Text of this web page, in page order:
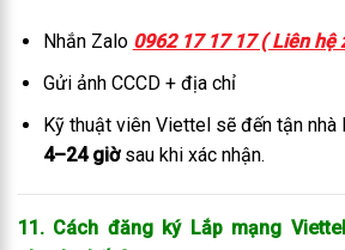
Nhắn Zalo 0962 17 17 17 ( Liên hệ
Gửi ảnh CCCD + địa chỉ
Kỹ thuật viên Viettel sẽ đến tận
4–24 giờsau khi xác nhận.
11. Cách đăng ký Lắp mạng